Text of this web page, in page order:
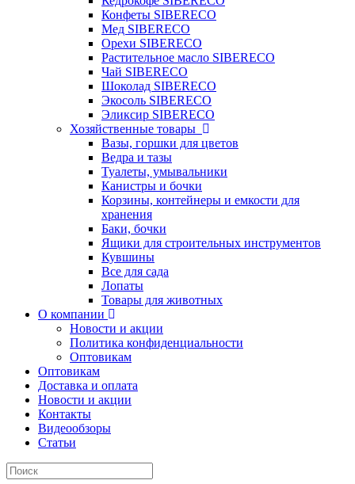
Конфеты SIBERECO
Мед SIBERECO
Орехи SIBERECO
Растительное масло SIBERECO
Чай SIBERECO
Шоколад SIBERECO
Экосоль SIBERECO
Эликсир SIBERECO
Хозяйственные товары
Вазы, горшки для цветов
Ведра и тазы
Туалеты, умывальники
Канистры и бочки
Корзины, контейнеры и емкости для
хранения
Баки, бочки
Ящики для строительных инструментов
Кувшины
Все для сада
Лопаты
Товары для животных
О компании
Новости и акции
Политика конфиденциальности
Оптовикам
Оптовикам
Доставка и оплата
Новости и акции
Контакты
Видеообзоры
Статьи